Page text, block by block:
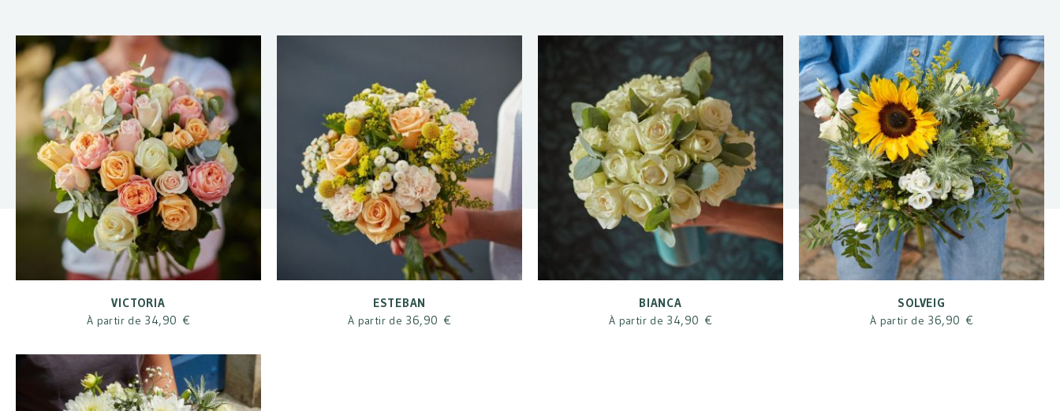
VICTORIA
À partir de 34,90 €
ESTEBAN
À partir de 36,90 €
BIANCA
À partir de 34,90 €
SOLVEIG
À partir de 36,90 €